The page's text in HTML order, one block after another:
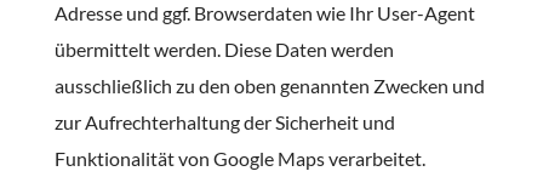
Adresse und ggf. Browserdaten wie Ihr User-Agent
übermittelt werden. Diese Daten werden
ausschließlich zu den oben genannten Zwecken und
zur Aufrechterhaltung der Sicherheit und
Funktionalität von Google Maps verarbeitet.